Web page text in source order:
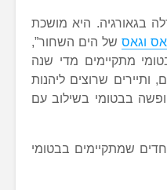
בגאורגיה. היא מושכת
וגאס של הים השחור”,
מתקיימים מדי שנה
ותיירים שרוצים ליהנות
בבטומי בשילוב עם
שמתקיימים בבטומי